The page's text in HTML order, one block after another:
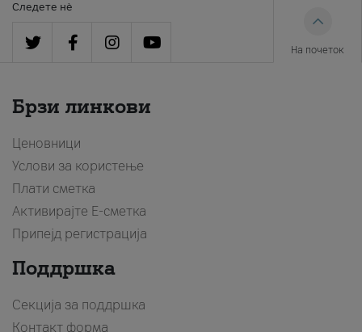
Следете нè
На почеток
Брзи линкови
Ценовници
Услови за користење
Плати сметка
Активирајте Е-сметка
Припејд регистрација
Поддршка
Секција за поддршка
Контакт форма